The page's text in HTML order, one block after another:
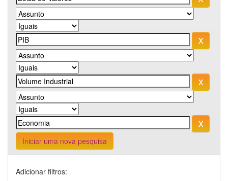
Iniciar uma nova pesquisa
Adicionar filtros: